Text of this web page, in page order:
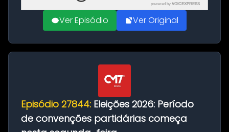
powered by VOICEXPRESS
Ver Episódio Ver Original
Episódio 27844: Eleições 2026: Período
de convenções partidárias começa